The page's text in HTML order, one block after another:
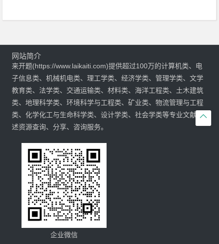

网站简介
来开题(https://www.laikaiti.com)提供超过100万的计算机类、电
子信息类、机械机电类、理工学类、经济学类、管理学类、文学
教育类、法学类、交通运输类、材料类、海洋工程类、土木建筑
类、地理科学类、环境科学与工程类、矿业类、物流管理与工程
类、化学化工与生命科学类、设计学类、社会学类等专业文献综
述资源查询、分享、咨询服务。
企业微信